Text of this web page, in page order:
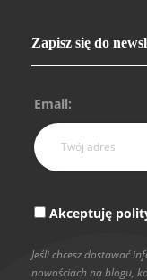
Zapisz się do
Email:
Akceptuję
Jeśli chcesz dostawać
nowościach na blogu,